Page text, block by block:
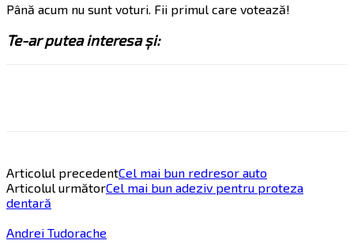
Până acum nu sunt voturi. Fii primul care votează!
Te-ar putea interesa și:
Articolul precedentCel mai bun redresor auto
Articolul următorCel mai bun adeziv pentru proteza
dentară
Andrei Tudorache